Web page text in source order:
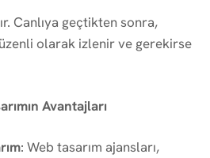
Canlıya geçtikten sonra,
olarak izlenir ve gerekirse
Avantajları
: Web tasarım ajansları,